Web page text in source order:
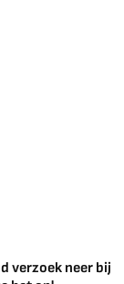
verzoek neer bij